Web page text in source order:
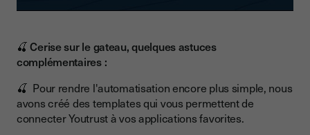
🍒 Cerise sur le gateau, quelques astuces
complémentaires :
🍒 Pour rendre l'automatisation encore plus simple, nous
avons créé des templates qui vous permettent de
connecter Youtrust à vos applications favorites.